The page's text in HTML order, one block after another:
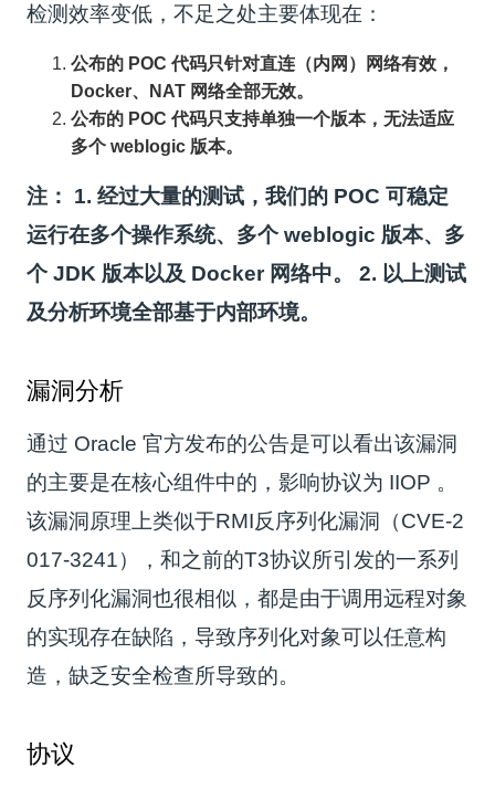
检测效率变低，不足之处主要体现在：
公布的 POC 代码只针对直连（内网）网络有效，
Docker、NAT 网络全部无效。
公布的 POC 代码只支持单独一个版本，无法适应
多个 weblogic 版本。
注：
1. 经过大量的测试，我们的 POC 可稳定
运行在多个操作系统、多个 weblogic 版本、多
个 JDK 版本以及 Docker 网络中。
2. 以上测试
及分析环境全部基于内部环境。
漏洞分析
通过 Oracle 官方发布的公告是可以看出该漏洞
的主要是在核心组件中的，影响协议为 IIOP 。
该漏洞原理上类似于RMI反序列化漏洞（CVE-2
017-3241），和之前的T3协议所引发的一系列
反序列化漏洞也很相似，都是由于调用远程对象
的实现存在缺陷，导致序列化对象可以任意构
造，缺乏安全检查所导致的。
协议